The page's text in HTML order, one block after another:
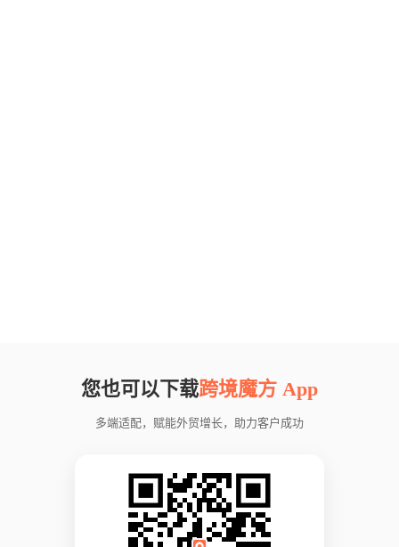
您也可以下载跨境魔方 App
多端适配，赋能外贸增长，助力客户成功